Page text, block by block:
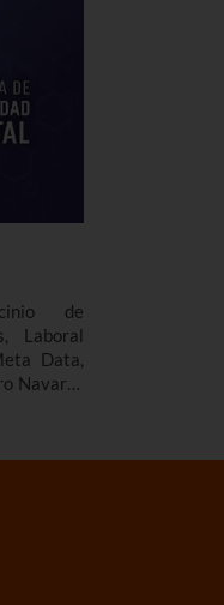
de
Laboral
Data,
Navarra